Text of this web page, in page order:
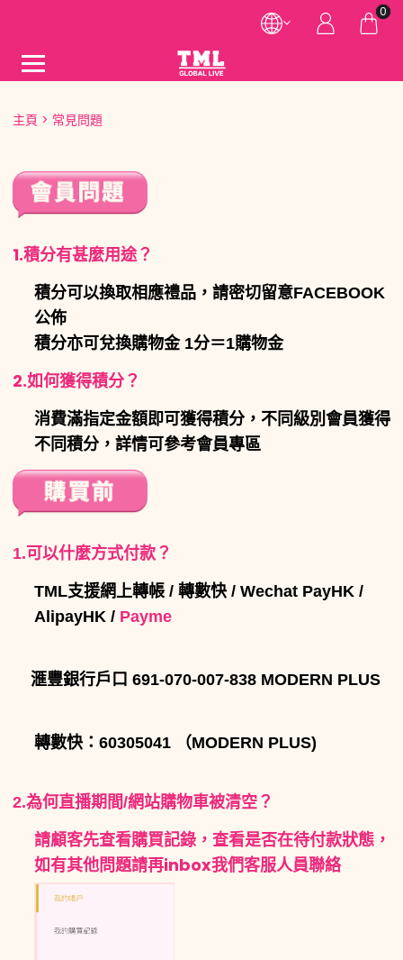
0
主頁 常見問題
1.積分有甚麼用途？
積分可以換取相應禮品，請密切留意FACEBOOK
公佈
積分亦可兌換購物金 1分＝1購物金
2.如何獲得積分？
消費滿指定金額即可獲得積分，不同級別會員獲得
不同積分，詳情可參考會員專區
1.可以什麼方式付款？
TML支援網上轉帳 / 轉數快 / Wechat PayHK /
AlipayHK / Payme
滙豐銀行戶口 691-070-007-838 MODERN PLUS
轉數快：60305041 （MODERN PLUS)
2.為何直播期間/網站購物車被清空？
請顧客先查看購買記錄，查看是否在待付款狀態，
如有其他問題請再inbox我們客服人員聯絡